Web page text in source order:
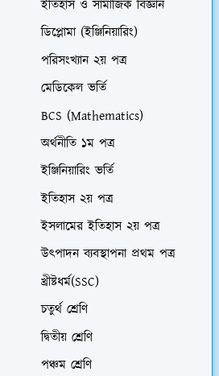
ইতিহাস ও সামাজিক বিজ্ঞান
ডিপ্লোমা (ইঞ্জিনিয়ারিং)
পরিসংখ্যান ২য় পত্র
মেডিকেল ভর্তি
BCS (Mathematics)
অর্থনীতি ১ম পত্র
ইঞ্জিনিয়ারিং ভর্তি
ইতিহাস ২য় পত্র
ইসলামের ইতিহাস ২য় পত্র
উৎপাদন ব্যবস্থাপনা প্রথম পত্র
খ্রীষ্টধর্ম(SSC)
চতুর্থ শ্রেণি
দ্বিতীয় শ্রেণি
পঞ্চম শ্রেণি